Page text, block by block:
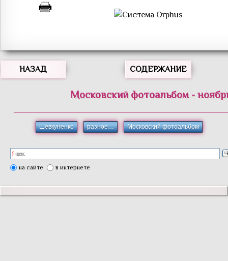
НАЗАД СОДЕРЖАНИЕ
Московский фотоальбом -
Шевкуненко разное… Московский фотоальбом
на сайте в интернете